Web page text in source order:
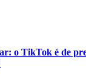
o TikTok é de